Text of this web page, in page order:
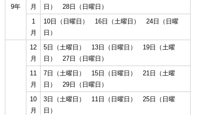
9年
月
日） 28日（日曜日）
1
月
10日（日曜日） 16日（土曜日） 24日（日曜
日）
12
月
5日（土曜日） 13日（日曜日） 19日（土曜
日） 27日（日曜日）
11
月
7日（土曜日） 15日（日曜日） 21日（土曜
日） 29日（日曜日）
10
月
3日（土曜日） 11日（日曜日） 25日（日曜
日）